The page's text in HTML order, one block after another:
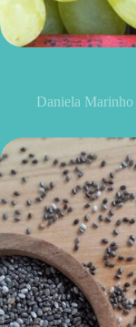
Daniela Marinho